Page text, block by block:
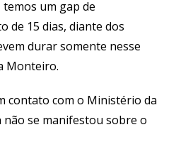
temos um gap de
de 15 dias, diante dos
durar somente nesse
Monteiro.
contato com o Ministério da
não se manifestou sobre o